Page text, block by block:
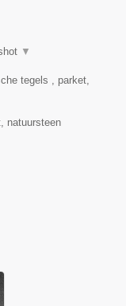
▼
tegels , parket,
natuursteen